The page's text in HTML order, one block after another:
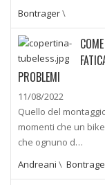
Bontrager\
PROBLEMI
11/08/2022
Quello del
momenti che un
che ognuno d…
Andreani \